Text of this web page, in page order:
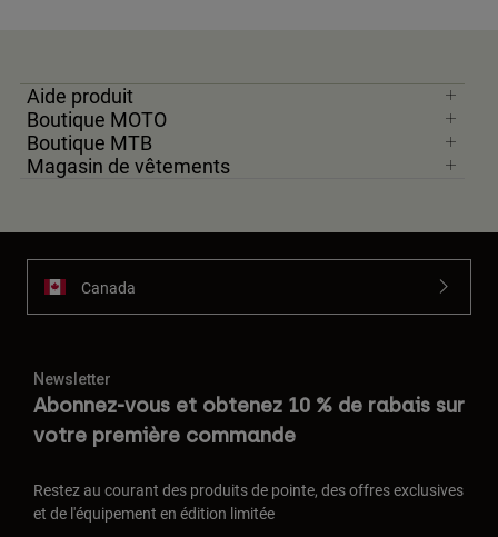
Aide produit
Boutique MOTO
Boutique MTB
Magasin de vêtements
Canada
Newsletter
Abonnez-vous et obtenez 10 % de rabais sur
votre première commande
Restez au courant des produits de pointe, des offres exclusives
et de l'équipement en édition limitée